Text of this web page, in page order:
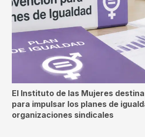
El Instituto de las Mujeres
para impulsar los planes de
organizaciones sindicales